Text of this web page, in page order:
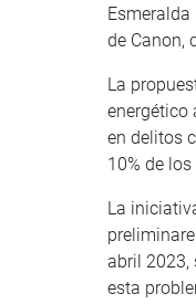
de Canon,
La
energético
en delitos
10% de
La
abril 2023,
esta